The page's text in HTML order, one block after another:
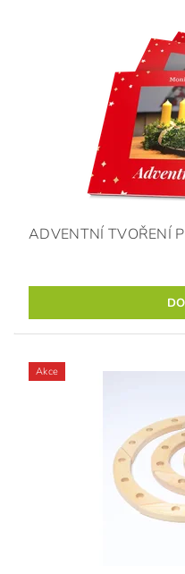
ADVENTNÍ TVOŘENÍ
Akce